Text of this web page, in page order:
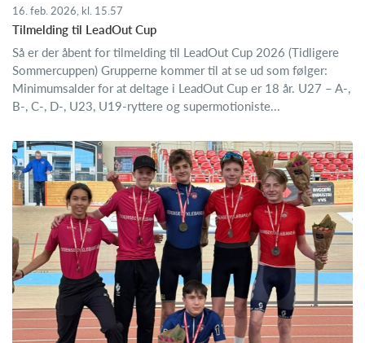
16. feb. 2026, kl. 15.57
Tilmelding til LeadOut Cup
Så er der åbent for tilmelding til LeadOut Cup 2026 (Tidligere
Sommercuppen) Grupperne kommer til at se ud som følger:
Minimumsalder for at deltage i LeadOut Cup er 18 år. U27 – A-,
B-, C-, D-, U23, U19-ryttere og supermotioniste...